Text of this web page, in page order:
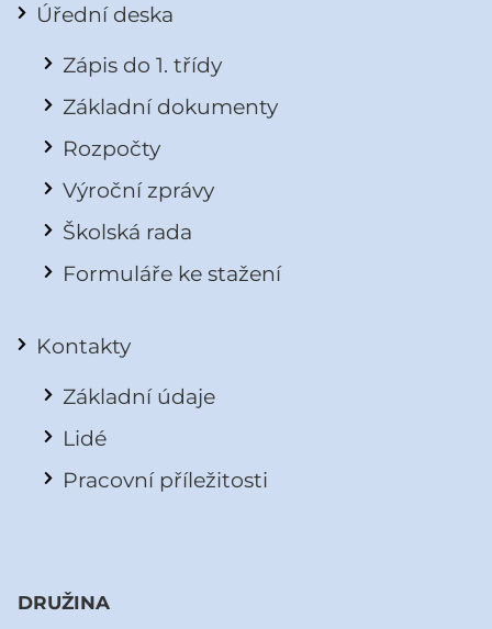
Úřední deska
Zápis do 1. třídy
Základní dokumenty
Rozpočty
Výroční zprávy
Školská rada
Formuláře ke stažení
Kontakty
Základní údaje
Lidé
Pracovní příležitosti
DRUŽINA